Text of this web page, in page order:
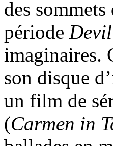
des
période
imaginaires.
son disque
un film de
(Carmen in